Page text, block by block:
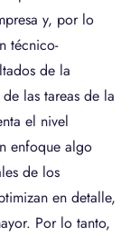
y, por lo
técnico-
de la
las tareas de la
el nivel
enfoque algo
de los
en detalle,
Por lo tanto,